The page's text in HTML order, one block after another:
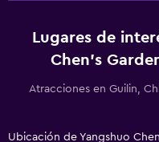
Lugares de
Chen's
Atracciones en Guilin,
Ubicación de Yangshuo